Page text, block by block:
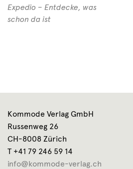
Expedio – Entdecke, was
schon da ist
Kommode Verlag GmbH
Russenweg 26
CH-8008 Zürich
T +41 79 246 59 14
info@kommode-verlag.ch